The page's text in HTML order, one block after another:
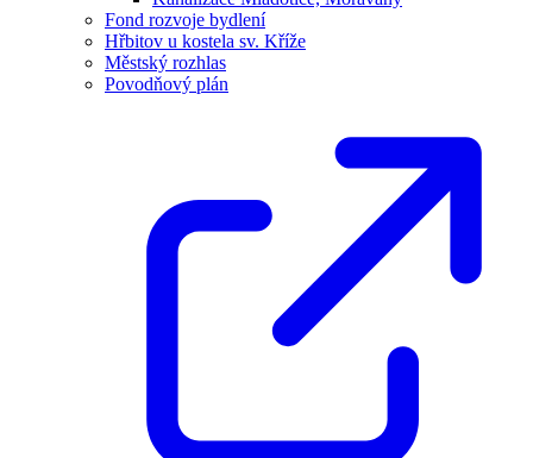
Fond rozvoje bydlení
Hřbitov u kostela sv. Kříže
Městský rozhlas
Povodňový plán